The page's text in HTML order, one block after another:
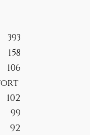
393
158
106
102
99
92